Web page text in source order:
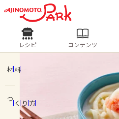
ログインするとレシ
ホーム
レシピ
人気の食材・レシピ
きゅうり なす ト
レシピ コンテンツ
材料
つくり方